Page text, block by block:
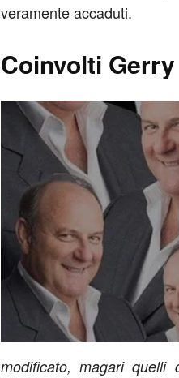
veramente accaduti.
Coinvolti
modificato, magari quelli